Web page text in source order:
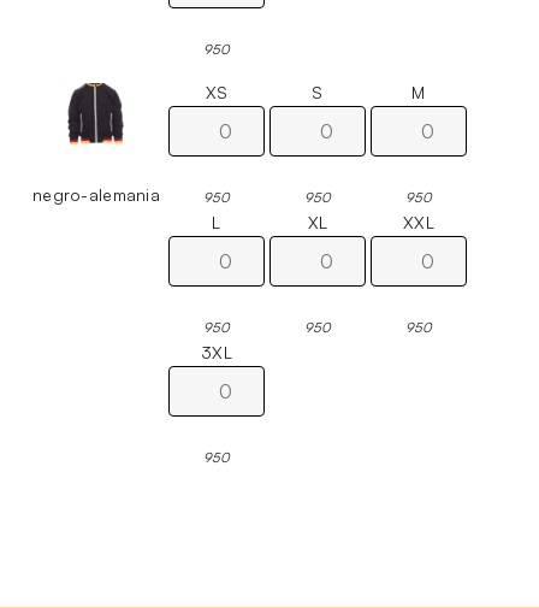
950
negro-alemania
XS
950
S
950
M
950
L
950
XL
950
XXL
950
3XL
950